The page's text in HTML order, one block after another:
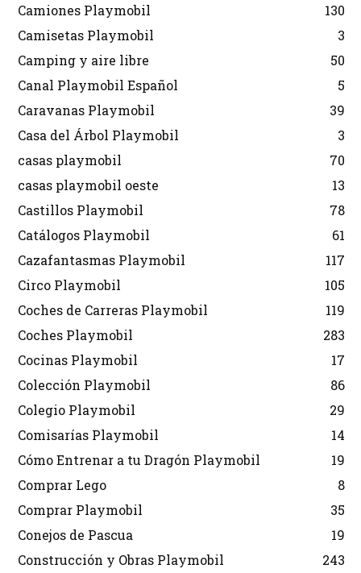
Camiones Playmobil
130
Camisetas Playmobil
3
Camping y aire libre
50
Canal Playmobil Español
5
Caravanas Playmobil
39
Casa del Árbol Playmobil
3
casas playmobil
70
casas playmobil oeste
13
Castillos Playmobil
78
Catálogos Playmobil
61
Cazafantasmas Playmobil
117
Circo Playmobil
105
Coches de Carreras Playmobil
119
Coches Playmobil
283
Cocinas Playmobil
17
Colección Playmobil
86
Colegio Playmobil
29
Comisarías Playmobil
14
Cómo Entrenar a tu Dragón Playmobil
19
Comprar Lego
8
Comprar Playmobil
35
Conejos de Pascua
19
Construcción y Obras Playmobil
243